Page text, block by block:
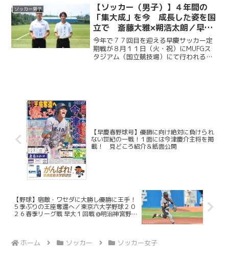
ッチに立つ。今回ケイスポでは選手だけ
ではなく、グラウンドマ...
ソッカー男子
【ソッカー（男子）】４年間の
「集大成」を今 成長した姿を国
立で 斎藤大雅×朔浩太朗／早慶
クラシコ２０２６直前企画第１弾
今年で７７回目を迎える早慶サッカー定
期戦が８月１１日（火・祝）にMUFGス
タジアム（国立競技場）にて行われる。
【早慶春野球号】優勝に向け絶対に負けられ
ない世紀の一戦！１面には今津慶介主将を掲
載！ 見どころ紹介＆紙面公開
【野球】宿敵・ワセダに大勝し優勝に王手！
５季ぶりの王座奪還へ／東京六大学野球２０
２６春季リーグ戦 早大１回戦 @明治神宮野球
ホーム ソッカー ソッカー女子